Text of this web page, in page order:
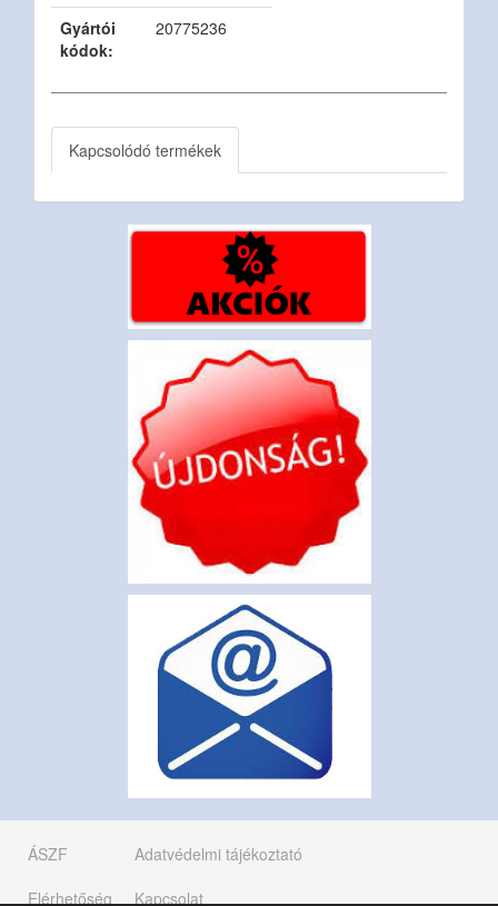
Gyártói
kódok:
20775236
Kapcsolódó termékek
ÁSZF
Adatvédelmi tájékoztató
Elérhetőség
Kapcsolat